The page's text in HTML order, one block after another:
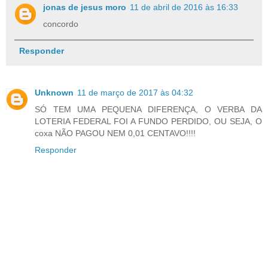
jonas de jesus moro 11 de abril de 2016 às 16:33
concordo
Responder
Unknown 11 de março de 2017 às 04:32
SÓ TEM UMA PEQUENA DIFERENÇA, O VERBA DA
LOTERIA FEDERAL FOI A FUNDO PERDIDO, OU SEJA, O
coxa NÃO PAGOU NEM 0,01 CENTAVO!!!!
Responder